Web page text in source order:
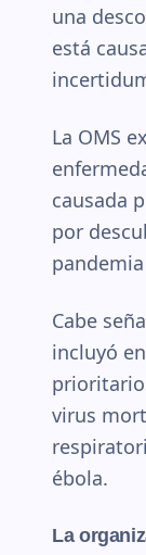
una
está
La OMS
causada
por
Cabe
incluyó
virus
ébola.
La